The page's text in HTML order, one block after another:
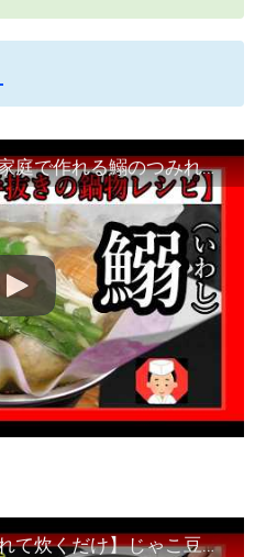
飲食店風いわしレシピ【家庭で作れる鰯のつみれ鍋】節分の献立・煮物がわり・紙鍋・小鍋・Japanese food
炊き込みご飯レシピ【入れて炊くだけ】じゃこ豆ご飯「家庭で作れる飲食店風・節分の献立」Japanese food